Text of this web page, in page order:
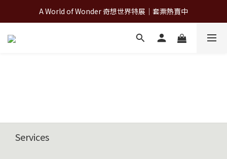
A World of Wonder 奇想世界特展｜套票熱賣中
A World of Wonder 奇想世界特展｜套票熱賣中
古北町總代理官方商城 hegen/PARASOL/färska/Poled/MiaMily
Services